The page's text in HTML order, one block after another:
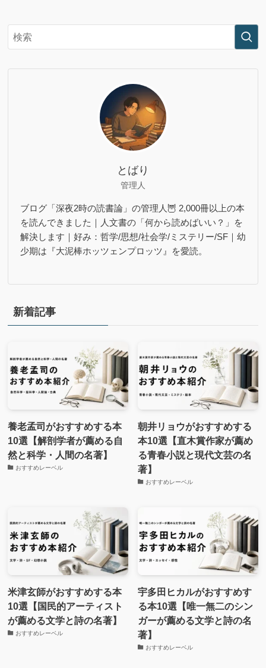
とばり
管理人
ブログ「深夜2時の読書論」の管理人🦉 2,000冊以上の本
を読んできました｜人文書の「何から読めばいい？」を
解決します｜好み：哲学/思想/社会学/ミステリー/SF｜幼
少期は『大泥棒ホッツェンプロッツ』を愛読。
新着記事
養老孟司がおすすめする本
10選【解剖学者が薦める自
然と科学・人間の名著】
おすすめレーベル
朝井リョウがおすすめする
本10選【直木賞作家が薦め
る青春小説と現代文芸の名
著】
おすすめレーベル
米津玄師がおすすめする本
10選【国民的アーティスト
が薦める文学と詩の名著】
おすすめレーベル
宇多田ヒカルがおすすめす
る本10選【唯一無二のシン
ガーが薦める文学と詩の名
著】
おすすめレーベル